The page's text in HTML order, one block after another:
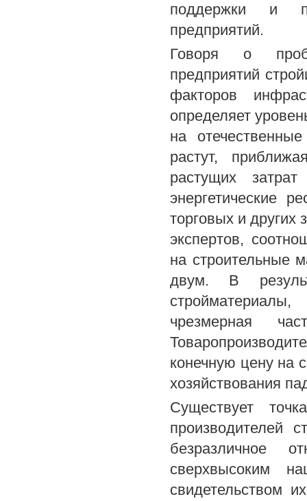
поддержки и
предприятий.
Говоря о
предприятий
факторов
определяет
на
растут,
растущих
энергетические
торговых и
экспертов,
на строительные
двум. В
чрезмерная
конечную цену на
хозяйствования
Существует
производителей
безразличное
сверхвысоким
свидетельством